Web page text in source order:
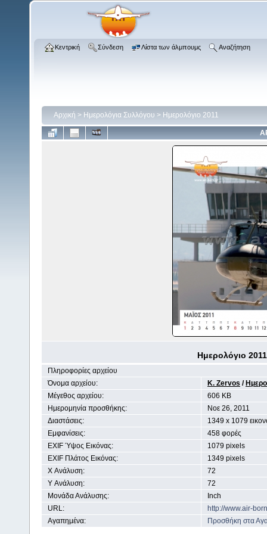
Κεντρική Σύνδεση Λίστα των άλμπουμς Αναζήτηση
Αρχική > Ημερολόγια Συλλόγου > Ημερολόγιο 2011
Ημερολόγιο
Πληροφορίες αρχείου
Όνομα αρχείου:
K. Zervos /
Μέγεθος αρχείου:
606 KB
Ημερομηνία προσθήκης:
Noε 26, 2011
Διαστάσεις:
1349 x 1079
Εμφανίσεις:
458 φορές
EXIF Ύψος Εικόνας:
1079 pixels
EXIF Πλάτος Εικόνας:
1349 pixels
X Ανάλυση:
72
Y Ανάλυση:
72
Μονάδα Ανάλυσης:
Inch
URL:
http://www.air-
Αγαπημένα:
Προσθήκη στα